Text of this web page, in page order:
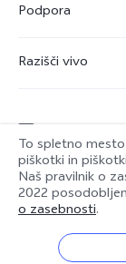
Y36
Y35
Y17s
Podpora
Posodobitev
Poslati v popravilo
Dnevnik
Garancija
Razišči vivo
Pravna obvestila
Trajnost
Center
Slovenia |
To spletno
piškotki in
Naš pravilnik o
2022
o zasebnosti.